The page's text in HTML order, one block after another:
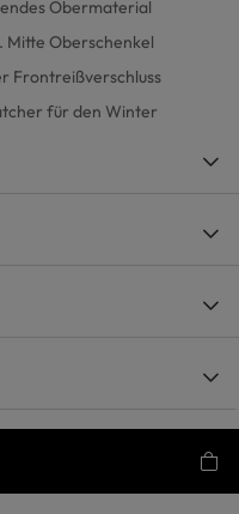
Obermaterial
Mitte Oberschenkel
Frontreißverschluss
für den Winter